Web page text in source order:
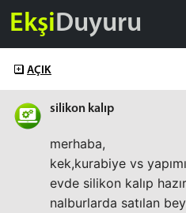
EkşiDuyuru
AÇIK
silikon kalıp
merhaba,
kek,kurabiye vs
evde silikon kalıp
nalburlarda satılan